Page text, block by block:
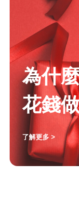
為什
花錢
了解更多 >